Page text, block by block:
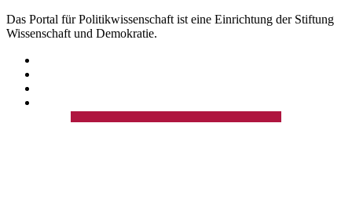
Das Portal für Politikwissenschaft ist eine Einrichtung der Stiftung
Wissenschaft und Demokratie.